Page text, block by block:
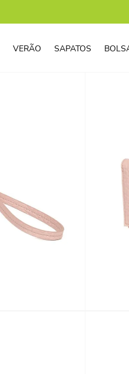
VERÃO SAPATOS